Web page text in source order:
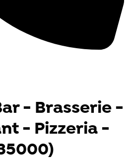
- Brasserie -
- Pizzeria -